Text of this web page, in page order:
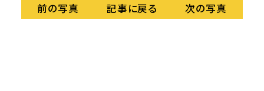
前の写真 記事に戻る 次の写真